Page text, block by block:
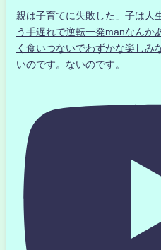
親は子育てに失敗した」子は人
う手遅れで逆転一発manなんか
く食いつないでわずかな楽しみ
いのです。ないのです。